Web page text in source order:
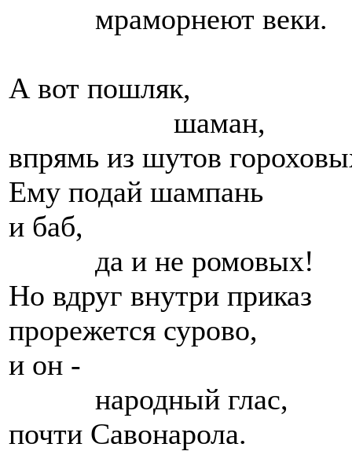
мраморнеют веки.
А вот пошляк,
шаман,
впрямь из шутов
Ему подай шампань
и баб,
да и не ромовых!
Но вдруг внутри приказ
прорежется сурово,
и он -
народный глас,
почти Савонарола.